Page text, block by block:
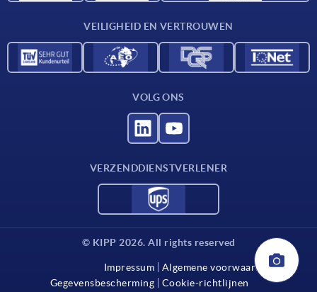
VEILIGHEID EN VERTROUWEN
VOLG ONS
VERZENDDIENSTVERLENER
© KIPP 2026. All rights reserved
Impressum
Algemene voorwaarden
Gegevensbescherming
Cookie-richtlijnen